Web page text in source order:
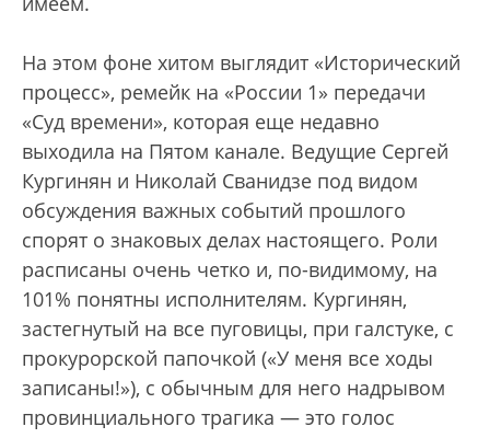
На этом фоне хитом выглядит «Исторический
процесс», ремейк на «России 1» передачи
«Суд времени», которая еще недавно
выходила на Пятом канале. Ведущие Сергей
Кургинян и Николай Сванидзе под видом
обсуждения важных событий прошлого
спорят о знаковых делах настоящего. Роли
расписаны очень четко и, по-видимому, на
101% понятны исполнителям. Кургинян,
застегнутый на все пуговицы, при галстуке, с
прокурорской папочкой («У меня все ходы
записаны!»), с обычным для него надрывом
провинциального трагика — это голос